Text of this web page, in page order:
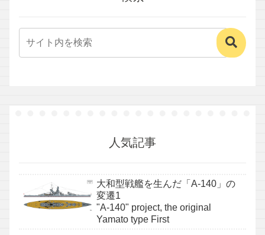
人気記事
大和型戦艦を生んだ「A-140」の
変遷1
"A-140" project, the original
Yamato type First